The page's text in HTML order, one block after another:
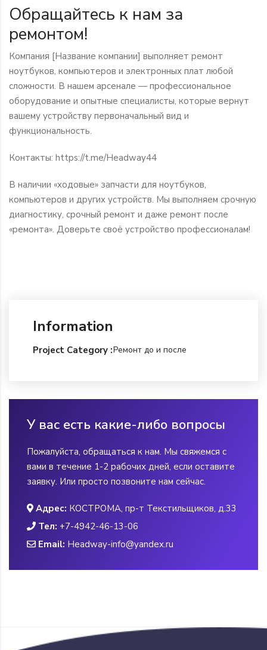
Обращайтесь к нам за
ремонтом!
Компания [Название компании] выполняет ремонт
ноутбуков, компьютеров и электронных плат любой
сложности. В нашем арсенале — профессиональное
оборудование и опытные специалисты, которые вернут
вашему устройству первоначальный вид и
функциональность.
Контакты: https://t.me/Headway44
В наличии «ходовые» запчасти для ноутбуков,
компьютеров и других устройств. Мы выполняем срочную
диагностику, срочный ремонт и даже ремонт после
«ремонта». Доверьте своё устройство профессионалам!
Information
Project Category :Ремонт до и после
У вас есть какие-либо вопросы
Пожалуйста, обращаться к нам. Мы свяжемся с
вами в течение 1-2 рабочих дней, если оставите
заявку. Или просто позвоните нам сейчас.
Адрес: КОСТРОМА, пр-т Текстильщиков, д.33
Тел: +7-4942-46-13-06
Email: Headway-info@yandex.ru